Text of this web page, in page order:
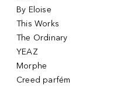
By Eloise
This Works
The Ordinary
YEAZ
Morphe
Creed parfém